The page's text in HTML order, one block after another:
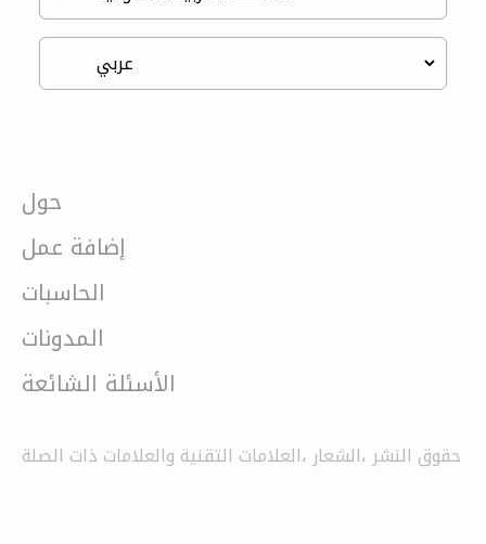
حول
إضافة عمل
الحاسبات
المدونات
الأسئلة الشائعة
حقوق النشر ،الشعار ،العلامات التقنية والعلامات ذات الصلة